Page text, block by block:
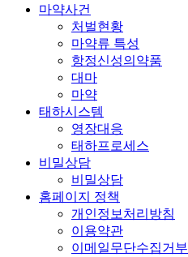
마약사건
처벌현황
마약류 특성
항정신성의약품
대마
마약
태하시스템
영장대응
태하프로세스
비밀상담
비밀상담
홈페이지 정책
개인정보처리방침
이용약관
이메일무단수집거부